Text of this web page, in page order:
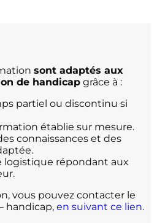
sont adaptés aux
de handicap grâce à :
partiel ou discontinu si
établie sur mesure.
connaissances et des
logistique répondant aux
vous pouvez contacter le
handicap, en suivant ce lien.